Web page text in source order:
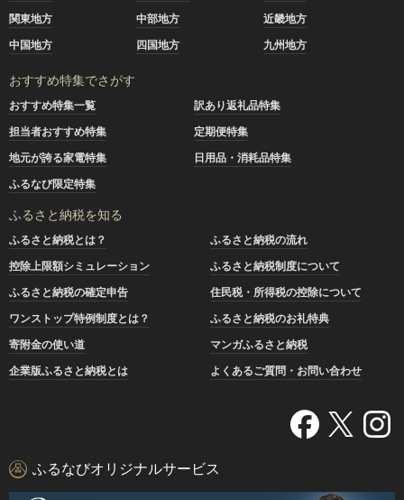
関東地方
中部地方
近畿地方
中国地方
四国地方 九州地方
おすすめ特集でさがす
おすすめ特集一覧
訳あり返礼品特集
担当者おすすめ特集
定期便特集
地元が誇る家電特集
日用品・消耗品特集
ふるなび限定特集
ふるさと納税を知る
ふるさと納税とは？
ふるさと納税の流れ
控除上限額シミュレーション
ふるさと納税制度について
ふるさと納税の確定申告
住民税・所得税の控除について
ワンストップ特例制度とは？
ふるさと納税のお礼特典
寄附金の使い道
マンガふるさと納税
企業版ふるさと納税とは
よくあるご質問・お問い合わせ
ふるなびオリジナルサービス